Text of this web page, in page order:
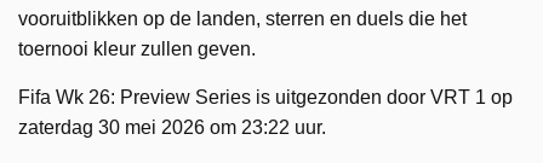
vooruitblikken op de landen, sterren en duels die het
toernooi kleur zullen geven.
Fifa Wk 26: Preview Series is uitgezonden door VRT 1 op
zaterdag 30 mei 2026 om 23:22 uur.